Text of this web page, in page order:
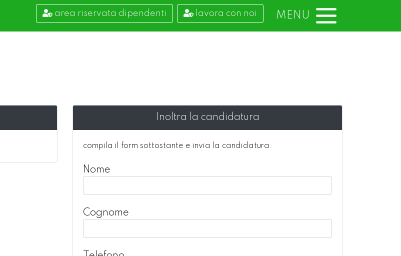
area riservata dipendenti lavora con noi MENU
Inoltra la candidatura
compila il form sottostante e invia la candidatura.
Nome
Cognome